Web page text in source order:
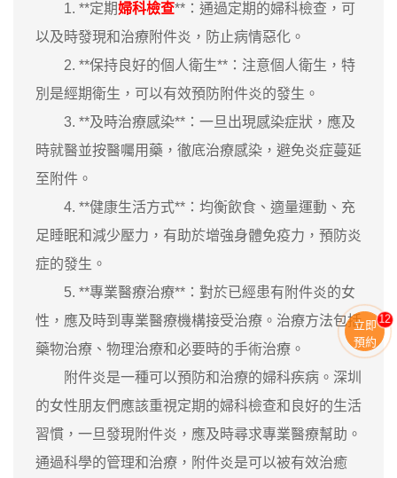
1. **定期婦科檢查**：通過定期的婦科檢查，可
以及時發現和治療附件炎，防止病情惡化。
2. **保持良好的個人衛生**：注意個人衛生，特
別是經期衛生，可以有效預防附件炎的發生。
3. **及時治療感染**：一旦出現感染症狀，應及
時就醫並按醫囑用藥，徹底治療感染，避免炎症蔓延
至附件。
4. **健康生活方式**：均衡飲食、適量運動、充
足睡眠和減少壓力，有助於增強身體免疫力，預防炎
症的發生。
5. **專業醫療治療**：對於已經患有附件炎的女
性，應及時到專業醫療機構接受治療。治療方法包括
藥物治療、物理治療和必要時的手術治療。
附件炎是一種可以預防和治療的婦科疾病。深圳
的女性朋友們應該重視定期的婦科檢查和良好的生活
習慣，一旦發現附件炎，應及時尋求專業醫療幫助。
通過科學的管理和治療，附件炎是可以被有效治癒
立即
預約
11